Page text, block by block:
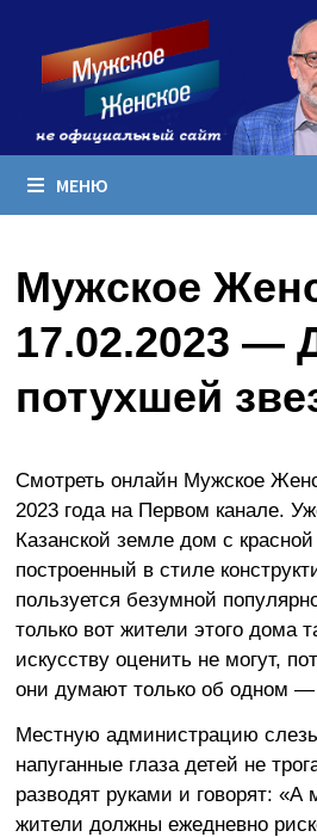
содержимому
МЕНЮ
Мужское
17.02.2023 —
потухшей
Смотреть онлайн Мужское
2023 года на Первом канале.
Казанской земле дом с
построенный в стиле
пользуется безумной
только вот жители этого дома
искусству оценить не могут,
они думают только об одном —
Местную администрацию
напуганные глаза детей не
разводят руками и говорят:
жители должны ежедневно